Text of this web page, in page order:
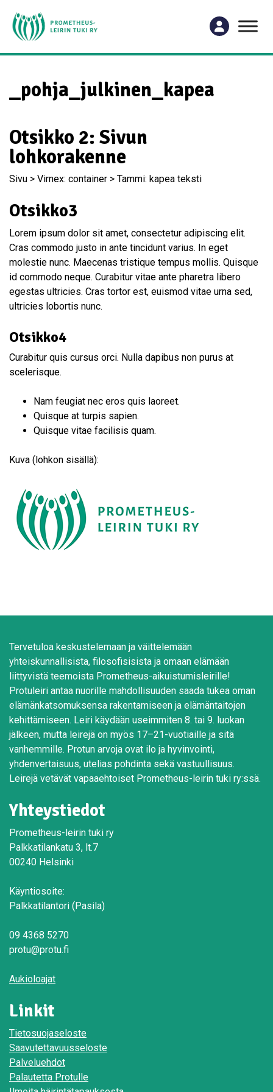
_pohja_julkinen_kapea
Otsikko 2: Sivun
lohkorakenne
Sivu > Virnex: container > Tammi: kapea teksti
Otsikko3
Lorem ipsum dolor sit amet, consectetur adipiscing elit.
Cras commodo justo in ante tincidunt varius. In eget
molestie nunc. Maecenas tristique tempus mollis. Quisque
id commodo neque. Curabitur vitae ante pharetra libero
egestas ultricies. Cras tortor est, euismod vitae urna sed,
ultricies lobortis nunc.
Otsikko4
Curabitur quis cursus orci. Nulla dapibus non purus at
scelerisque.
Nam feugiat nec eros quis laoreet.
Quisque at turpis sapien.
Quisque vitae facilisis quam.
Kuva (lohkon sisällä):
Tervetuloa keskustelemaan ja väittelemään
yhteiskunnallisista, filosofisisista ja omaan elämään
liittyvistä teemoista Prometheus-aikuistumisleirille!
Protuleiri antaa nuorille mahdollisuuden saada tukea oman
elämänkatsomuksensa rakentamiseen ja elämäntaitojen
kehittämiseen. Leiri käydään useimmiten 8. tai 9. luokan
jälkeen, mutta leirejä on myös 17–21-vuotiaille ja sitä
vanhemmille. Protun arvoja ovat ilo ja hyvinvointi,
yhdenvertaisuus, utelias pohdinta sekä vastuullisuus.
Leirejä vetävät vapaaehtoiset Prometheus-leirin tuki ry:ssä.
Yhteystiedot
Prometheus-leirin tuki ry
Palkkatilankatu 3, lt.7
00240 Helsinki
Käyntiosoite:
Palkkatilantori (Pasila)
09 4368 5270
protu@protu.fi
Aukioloajat
Linkit
Tietosuojaseloste
Saavutettavuusseloste
Palveluehdot
Palautetta Protulle